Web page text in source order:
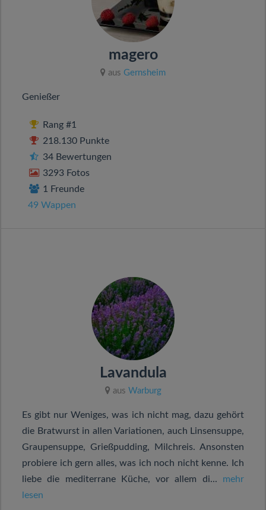
magero
aus Gernsheim
Genießer
Rang #1
218.130 Punkte
34 Bewertungen
3293 Fotos
1 Freunde
49 Wappen
Lavandula
aus Warburg
Es gibt nur Weniges, was ich nicht mag, dazu gehört
die Bratwurst in allen Variationen, auch Linsensuppe,
Graupensuppe, Grießpudding, Milchreis. Ansonsten
probiere ich gern alles, was ich noch nicht kenne. Ich
liebe die mediterrane Küche, vor allem di... mehr
lesen